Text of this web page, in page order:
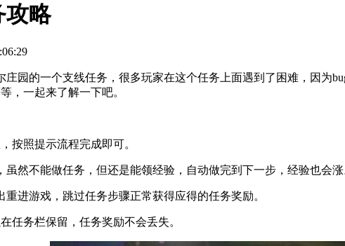
攻略
庄园的一个支线任务，很多玩家在这个任务上面遇到了困难，因为
，一起来了解一下吧。
按照提示流程完成即可。
然不能做任务，但还是能领经验，自动做完到下一步，经验也会涨
进游戏，跳过任务步骤正常获得应得的任务奖励。
任务栏保留，任务奖励不会丢失。